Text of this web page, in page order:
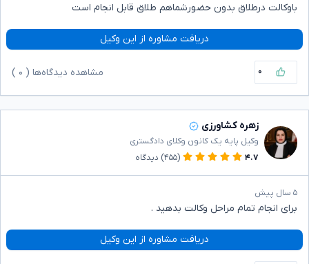
باوکالت درطلاق بدون حضورشماهم طلاق قابل انجام است
دریافت مشاوره از این وکیل
۰ مشاهده دیدگاه‌ها ( ۰
زهره کشاورزی
وکیل پایه یک کانون وکلای دادگستری
۴.۷
(۴۵۵) دیدگاه
۵ سال پیش
برای انجام تمام مراحل وکالت بدهید .
دریافت مشاوره از این وکیل